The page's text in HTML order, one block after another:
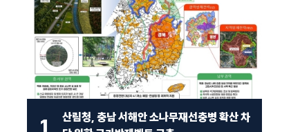
1
산림청, 충남 서해안 소나무재선충병 확산 차